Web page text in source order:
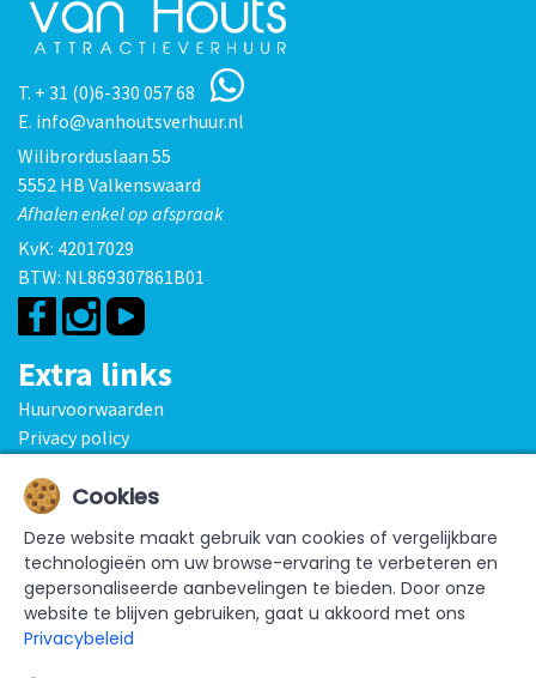
T. + 31 (0)6-330 057 68
E. info@vanhoutsverhuur.nl
Wilibrorduslaan 55
5552 HB Valkenswaard
Afhalen enkel op afspraak
KvK: 42017029
BTW: NL869307861B01
Extra links
Huurvoorwaarden
Privacy policy
Bekijk ook
SpringkussensSpelkussens Spelverhuur Mascotteverhuur
Kinderauto'sFunfood & TraktatiesOpblaasfiguren &
blikvangers Beurzen, promoties & eventsVoordeelpakketten
Cookies
Deze website maakt gebruik van cookies of vergelijkbare
technologieën om uw browse-ervaring te verbeteren en
gepersonaliseerde aanbevelingen te bieden. Door onze
website te blijven gebruiken, gaat u akkoord met ons
Privacybeleid